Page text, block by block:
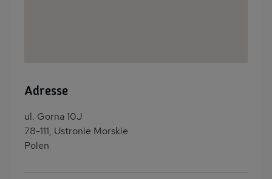
Adresse
ul. Gorna 10J
78-111, Ustronie Morskie
Polen